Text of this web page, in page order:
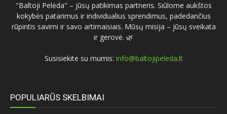
"Baltoji Pelėda" – jūsų patikimas partneris. Siūlome aukštos
kokybės patarimus ir individualius sprendimus, padedančius
rūpintis savimi ir savo artimaisiais. Mūsų misija – jūsų sveikata
ir gerovė. 🌿
Susisiekite su mumis: info@baltojipeleda.lt
POPULIARŪS SKELBIMAI